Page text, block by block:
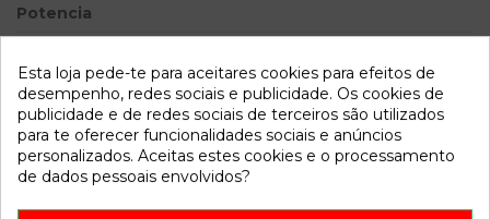
Potencia
...
Referência 806426
Disponível a partir de: 2022-04-06
Esta loja pede-te para aceitares cookies para efeitos de
desempenho, redes sociais e publicidade. Os cookies de
publicidade e de redes sociais de terceiros são utilizados
para te oferecer funcionalidades sociais e anúncios
personalizados. Aceitas estes cookies e o processamento
de dados pessoais envolvidos?